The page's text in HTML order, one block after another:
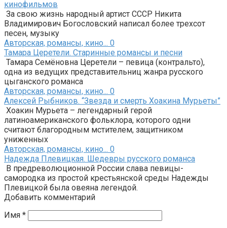
кинофильмов
За свою жизнь народный артист СССР Никита
Владимирович Богословский написал более трехсот
песен, музыку
Авторская, романсы, кино... 0
Тамара Церетели. Старинные романсы и песни
Тамара Семёновна Церетели – певица (контральто),
одна из ведущих представительниц жанра русского
цыганского романса
Авторская, романсы, кино... 0
Алексей Рыбников. “Звезда и смерть Хоакина Мурьеты”
Хоакин Мурьета – легендарный герой
латиноамериканского фольклора, которого одни
считают благородным мстителем, защитником
униженных
Авторская, романсы, кино... 0
Надежда Плевицкая. Шедевры русского романса
В предреволюционной России слава певицы-
самородка из простой крестьянской среды Надежды
Плевицкой была овеяна легендой.
Добавить комментарий
Имя *